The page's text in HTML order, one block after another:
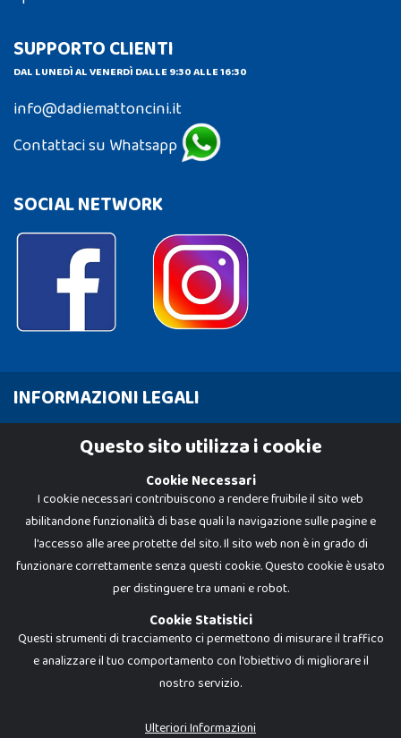
SUPPORTO CLIENTI
DAL LUNEDÌ AL VENERDÌ DALLE 9:30 ALLE 16:30
info@dadiemattoncini.it
Contattaci su Whatsapp
SOCIAL NETWORK
INFORMAZIONI LEGALI
Cookie Policy
Dadi e Mattoncini è un brand di Giocabene Srl. Ogni riproduzione o utilizzo non
I prezzi e le promozioni pubblicate potrebbero differire da quanto esposto in
Questo sito utilizza i cookie
Cookie Necessari
I cookie necessari contribuiscono a rendere fruibile il sito web
abilitandone funzionalità di base quali la navigazione sulle pagine e
l'accesso alle aree protette del sito. Il sito web non è in grado di
funzionare correttamente senza questi cookie. Questo cookie è usato
per distinguere tra umani e robot.
Cookie Statistici
Questi strumenti di tracciamento ci permettono di misurare il traffico
e analizzare il tuo comportamento con l'obiettivo di migliorare il
nostro servizio.
Ulteriori Informazioni